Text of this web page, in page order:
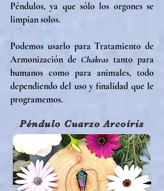
Péndulos, ya que sólo los orgones se
limpian solos.
Podemos usarlo para Tratamiento de
Armonización de Chakras tanto para
humanos como para animales, todo
dependiendo del uso y finalidad que le
programemos.
Péndulo Cuarzo Arcoíris